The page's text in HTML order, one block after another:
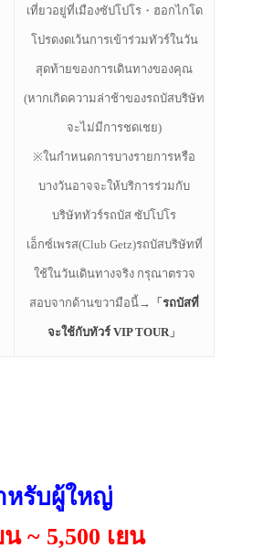
เที่ยวอยู่ที่เมืองซัปโปโร・ฮอกไกโด
โปรดงดเว้นการเข้าร่วมทัวร์ในวัน
สุดท้ายของการเดินทางของคุณ
(หากเกิดความล่าช้าของรถบัสบริษัท
จะไม่มีการชดเชย)
※ในกำหนดการบางรายการหรือ
บางวันอาจจะให้บริการร่วมกับ
บริษัททัวร์รถบัส ซัปโปโร
เอ็กซ์เพรส(Club Getz)รถบัสบริษัทที่
ใช้ในวันเดินทางจริง กรุณาตรวจ
สอบจากด้านขวามือนี้→ 「 รถบัสที่
จะใช้กับทัวร์ VIP TOUR」
หรับผู้ใหญ่
น ~ 5,500 เยน